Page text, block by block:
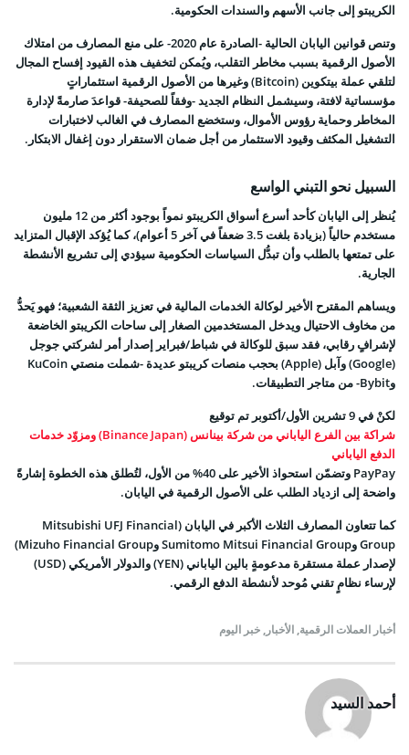
الكريبتو إلى جانب الأسهم والسندات الحكومية.
وتنص قوانين اليابان الحالية
-الصادرة عام 2020- على منع المصارف من امتلاك
الأصول الرقمية بسبب مخاطر التقلب، ويُمكن لتخفيف هذه القيود إفساح المجال
لتلقي عملة بيتكوين (Bitcoin) وغيرها من الأصول الرقمية استثماراتٍ
مؤسساتية لافتة، وسيشمل النظام الجديد -وفقاً للصحيفة- قواعدَ صارمةً لإدارة
المخاطر وحماية رؤوس الأموال، وستخضع المصارف في الغالب لاختبارات
التشغيل المكثف وقيود الاستثمار من أجل ضمان الاستقرار دون إغفال الابتكار.
السبيل نحو التبني الواسع
يُنظر إلى اليابان كأحد أسرع أسواق الكريبتو نمواً بوجود أكثر من 12 مليون
مستخدم حالياً (بزيادة بلغت 3.5 ضعفاً في آخر 5 أعوام)، كما يُؤكد الإقبال المتزايد
على تمتعها بالطلب وأن تبدُّل السياسات الحكومية سيؤدي إلى تشريع الأنشطة
الجارية.
ويساهم المقترح الأخير لوكالة الخدمات المالية في تعزيز الثقة الشعبية؛ فهو يَحدُّ
من مخاوف الاحتيال ويدخل المستخدمين الصغار إلى ساحات الكريبتو الخاضعة
لإشرافٍ رقابي، فقد سبق للوكالة في شباط/فبراير إصدار أمر لشركتي جوجل
(Google) وآبل (Apple)
بحجب منصات كريبتو عديدة -شملت منصتي KuCoin
وBybit- من متاجر التطبيقات.
لكنْ في 9 تشرين الأول/أكتوبر تم توقيع
شراكة بين الفرع الياباني من شركة بينانس (Binance Japan) ومزوّد خدمات
الدفع الياباني
PayPay وتضمّن استحواذ الأخير على 40% من الأول، لتُطلق هذه الخطوة إشارةً
واضحة إلى ازدياد الطلب على الأصول الرقمية في اليابان.
كما تتعاون المصارف الثلاث الأكبر في اليابان (Mitsubishi UFJ Financial
Group وSumitomo Mitsui Financial Group وMizuho Financial Group)
لإصدار عملة مستقرة مدعومةٍ بالين الياباني (YEN) والدولار الأمريكي (USD)
لإرساء نظامٍ تقني مُوحد لأنشطة الدفع الرقمي.
أخبار العملات الرقمية, الأخبار, خبر اليوم
أحمد السيد